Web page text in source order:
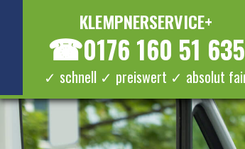
KLEMPNERSERVICE+
☎0176 160 51 635
✓ schnell ✓ preiswert ✓ absolut